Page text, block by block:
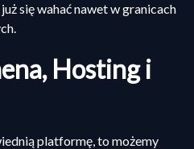
się wahać nawet w granicach
Hosting i
platformę, to możemy